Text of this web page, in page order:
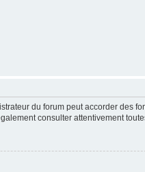
du forum peut accorder des
consulter attentivement